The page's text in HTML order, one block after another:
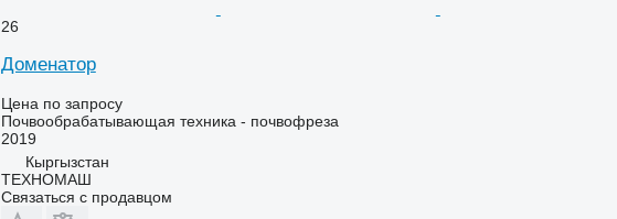
26
Доменатор
Цена по запросу
Почвообрабатывающая техника - почвофреза
2019
Кыргызстан
ТЕХНОМАШ
Связаться с продавцом